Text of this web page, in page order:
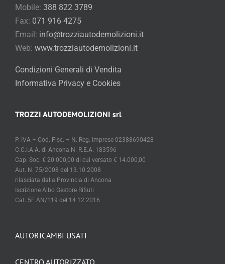
AUTORICAMBI USATI
Mobile: 388 822 3789
Fax: 071 916 4275
Email: info@trozziautodemolizioni.it
Web: www.trozziautodemolizioni.it
Condizioni Generali di Vendita
Informativa Privacy e Cookies
TROZZI AUTODEMOLIZIONI srl
P. IVA – Cod. Fisc. – N. Reg. Imprese 02388690428
C.C.I.A.A. di Ancona N. R.E.A. 183596
Cap. Soc. € 20.000,00 di cui versato € 14.000,00
Aut. N. 75/2008 del 13.10.2008
rilasciata dalla Provincia di Ancona
Iscrizione Albo Gestore Rifiuti
Cat. 5F AN/119 del 14 12 2016